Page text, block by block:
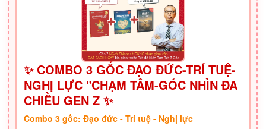
✨ COMBO 3 GỐC ĐẠO ĐỨC-TRÍ TUỆ-
NGHỊ LỰC "CHẠM TÂM-GÓC NHÌN ĐA
CHIỀU GEN Z ✨
Combo 3 gốc: Đạo đức - Trí tuệ - Nghị lực